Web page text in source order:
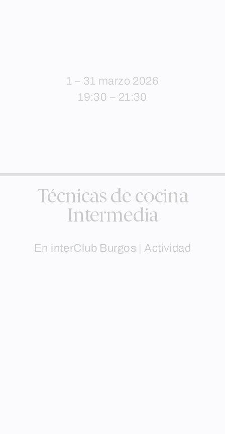
1 – 31 marzo 2026
19:30 – 21:30
Técnicas de cocina
Intermedia
En interClub Burgos |Actividad